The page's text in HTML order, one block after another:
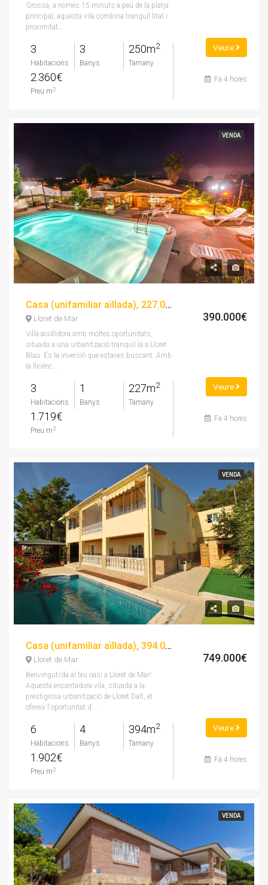
Grossa, a només 15 minuts a peu de la platja
principal, aquesta vila combina tranquil·litat i
proximitat...
3
Habitacions
3
Banys
250m2
Tamany
2.360€
Preu m 2
Veure
Fa 4 hores
VENDA
Casa (unifamiliar aïllada), 227.00 m², 3 dorm
Lloret de Mar
Villa acollidora amb moltes oportunitats,
situada a una urbanització tranquil.la a Lloret
Blau. És la inversió que estaves buscant. Amb
la llicènc...
3
Habitacions
1
Banys
227m2
Tamany
1.719€
Preu m 2
390.000€
Veure
Fa 4 hores
VENDA
Casa (unifamiliar aïllada), 394.00 m², 6 dorm
Lloret de Mar
Benvingut/da al teu oasi a Lloret de Mar!
Aquesta encantadora vila, situada a la
prestigiosa urbanització de Lloret Dalt, et
ofereix l`oportunitat d`...
6
Habitacions
4
Banys
394m2
Tamany
1.902€
Preu m 2
749.000€
Veure
Fa 4 hores
VENDA